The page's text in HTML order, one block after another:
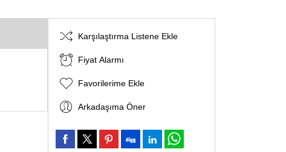
Karşılaştırma Listene Ekle
Fiyat Alarmı
Favorilerime Ekle
Arkadaşıma Öner